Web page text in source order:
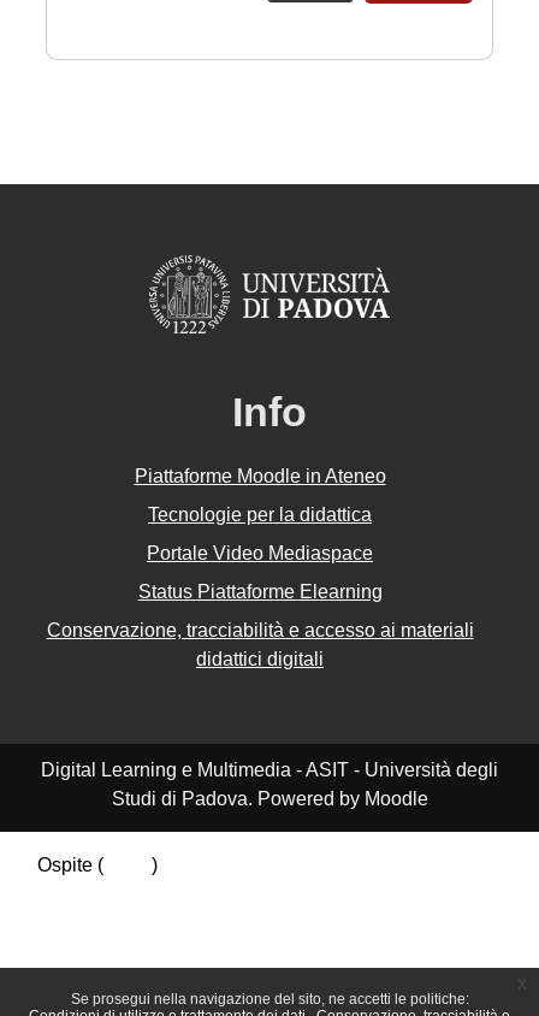
Se prosegui nella navigazione del sito, ne accetti le politiche:
Info
Piattaforme Moodle in Ateneo
Tecnologie per la didattica
Portale Video Mediaspace
Status Piattaforme Elearning
Conservazione, tracciabilità e accesso ai materiali
didattici digitali
Digital Learning e Multimedia - ASIT - Università degli
Studi di Padova. Powered by Moodle
Ospite (
)